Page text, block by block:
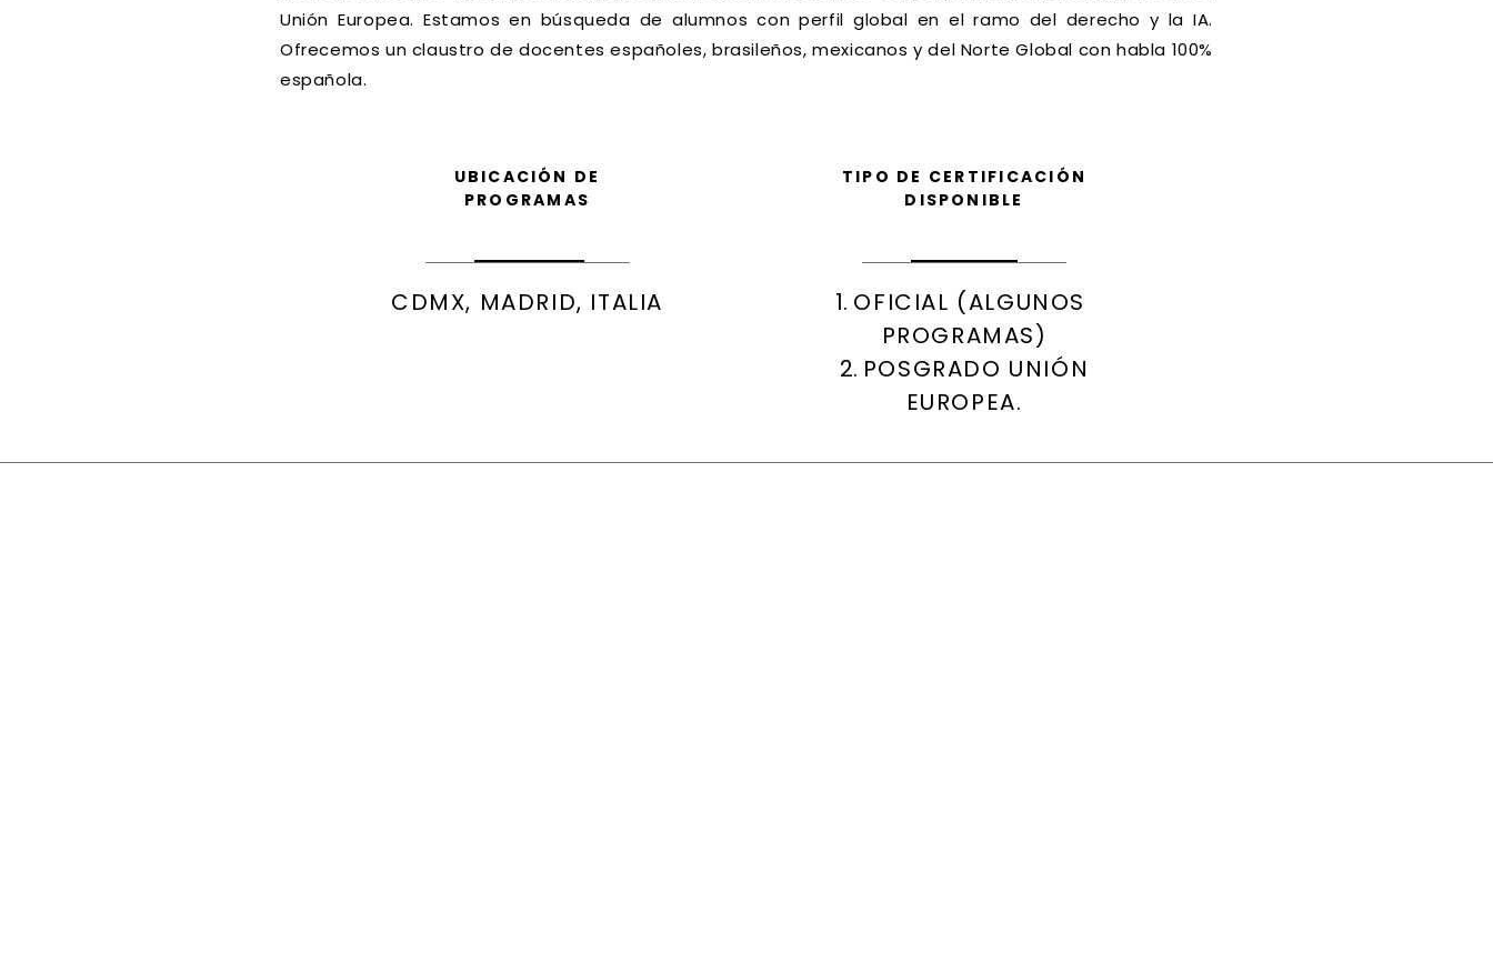
Unión Europea. Estamos en búsqueda de alumnos con perfil global en el ramo del derecho y la IA.
Ofrecemos un claustro de docentes españoles, brasileños, mexicanos y del Norte Global con habla 100%
española.
UBICACIÓN DE
PROGRAMAS
CDMX, MADRID, ITALIA
TIPO DE CERTIFICACIÓN
DISPONIBLE
OFICIAL (ALGUNOS
PROGRAMAS)
POSGRADO UNIÓN
EUROPEA.